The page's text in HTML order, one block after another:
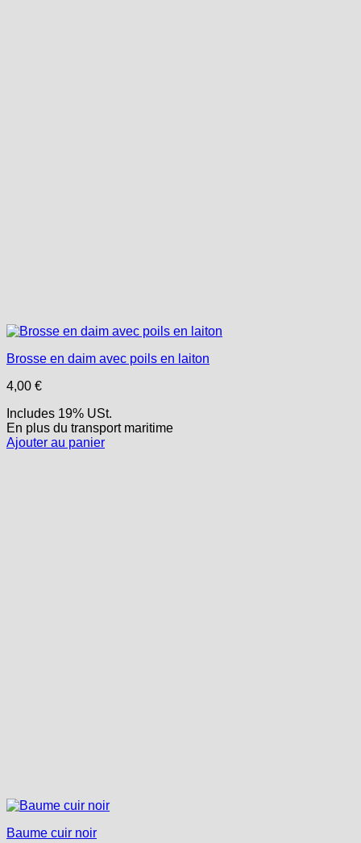
Brosse en daim avec poils en laiton
4,00 €
Includes 19% USt.
En plus du transportmaritime
Ajouter au panier
Baume cuir noir